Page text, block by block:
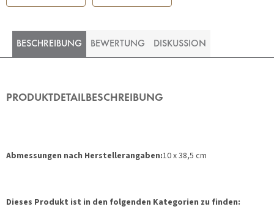
BESCHREIBUNG BEWERTUNG DISKUSSION
PRODUKTDETAILBESCHREIBUNG
Abmessungen nach Herstellerangaben:10 x 38,5 cm
Dieses Produkt ist in den folgenden Kategorien zu finden: